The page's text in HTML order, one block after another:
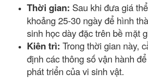
Thời gian: Sau khi đưa giá
khoảng 25-30 ngày để hình
sinh học dày đặc trên bề mặt
Kiên trì: Trong thời gian này,
định các thông số vận hành
phát triển của vi sinh vật.